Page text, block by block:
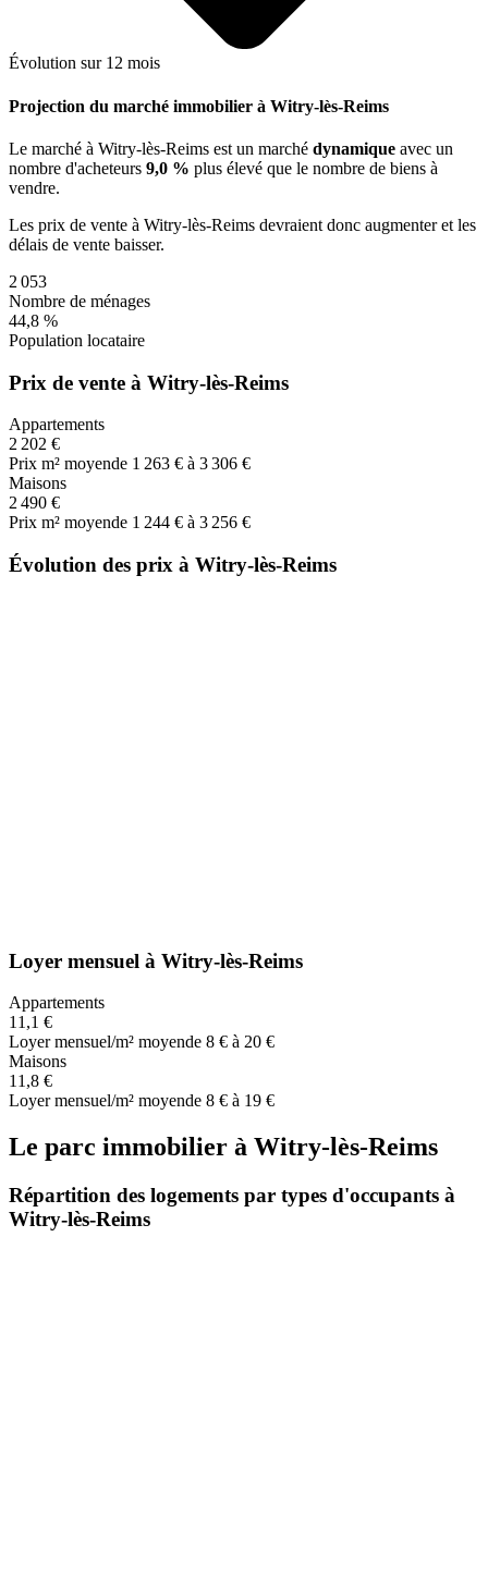
Évolution sur 12 mois
Projection du marché immobilier à Witry-lès-Reims
Le marché à Witry-lès-Reims est un marché dynamique avec un
nombre d'acheteurs 9,0 % plus élevé que le nombre de biens à
vendre.
Les prix de vente à Witry-lès-Reims devraient donc augmenteret les
délais de vente baisser.
2 053
Nombre de ménages
44,8 %
Population locataire
Prix de vente à Witry-lès-Reims
Appartements
2 202 €
Prix m² moyende 1 263 € à 3 306 €
Maisons
2 490 €
Prix m² moyende 1 244 € à 3 256 €
Évolution des prix à Witry-lès-Reims
Loyer mensuel à Witry-lès-Reims
Appartements
11,1 €
Loyer mensuel/m² moyende 8 € à 20 €
Maisons
11,8 €
Loyer mensuel/m² moyende 8 € à 19 €
Le parc immobilier à Witry-lès-Reims
Répartition des logements par types d'occupants à
Witry-lès-Reims